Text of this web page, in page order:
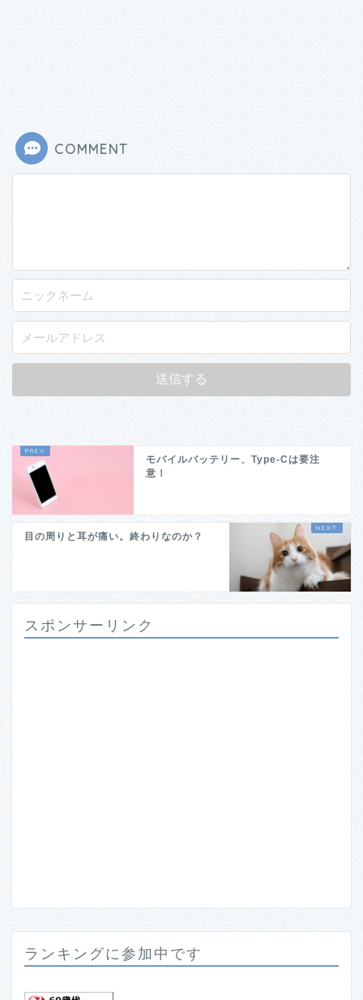
COMMENT
モバイルバッテリー、Type-Cは要注
意！
目の周りと耳が痛い。終わりなのか？
スポンサーリンク
ランキングに参加中です